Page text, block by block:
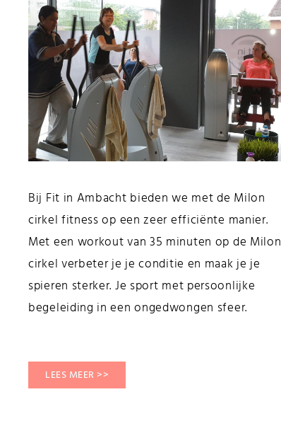
Bij Fit in Ambacht bieden we met de Milon
cirkel fitness op een zeer efficiënte manier.
Met een workout van 35 minuten op de Milon
cirkel verbeter je je conditie en maak je je
spieren sterker. Je sport met persoonlijke
begeleiding in een ongedwongen sfeer.
LEES MEER >>